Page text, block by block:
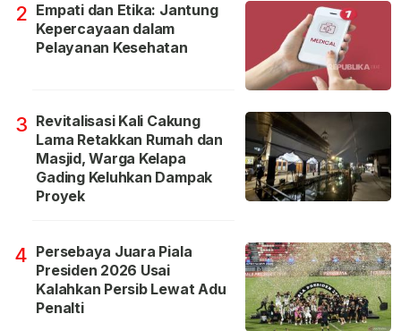
2 Empati dan Etika: Jantung
Kepercayaan dalam
Pelayanan Kesehatan
3 Revitalisasi Kali Cakung
Lama Retakkan Rumah dan
Masjid, Warga Kelapa
Gading Keluhkan Dampak
Proyek
4 Persebaya Juara Piala
Presiden 2026 Usai
Kalahkan Persib Lewat Adu
Penalti